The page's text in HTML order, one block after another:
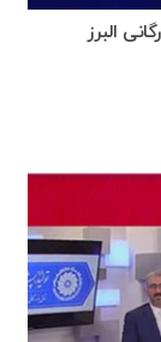
البرز